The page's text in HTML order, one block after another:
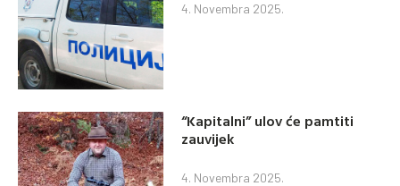
4. Novembra 2025.
“Kapitalni” ulov će pamtiti
zauvijek
4. Novembra 2025.